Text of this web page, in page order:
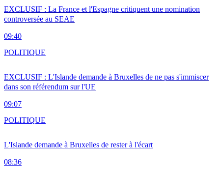
EXCLUSIF : La France et l'Espagne critiquent une nomination
controversée au SEAE
09:40
EXCLUSIF : L'Islande demande à Bruxelles de ne pas s'immiscer
dans son référendum sur l'UE
09:07
POLITIQUE
L'Islande demande à Bruxelles de rester à l'écart
08:36
POLITIQUE